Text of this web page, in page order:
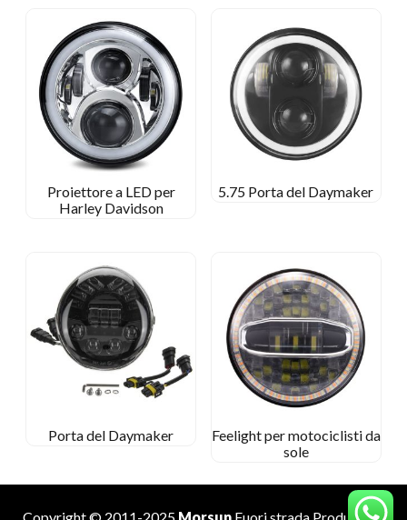
Proiettore a LED per
Harley Davidson
5.75 Porta del Daymaker
Porta del Daymaker
Feelight per motociclisti da
sole